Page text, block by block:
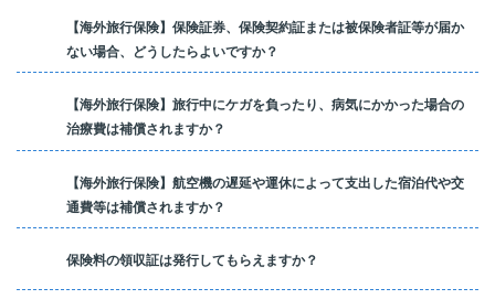
【海外旅行保険】保険証券、保険契約証または被保険者証等が届か
ない場合、どうしたらよいですか？
【海外旅行保険】旅行中にケガを負ったり、病気にかかった場合の
治療費は補償されますか？
【海外旅行保険】航空機の遅延や運休によって支出した宿泊代や交
通費等は補償されますか？
保険料の領収証は発行してもらえますか？